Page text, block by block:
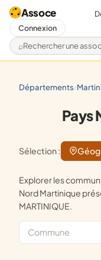
Assoce
Rechercher une
Connexion
départements/
Pays
Sélection :
Explorer les communes et les 4 075 associations de Pays
Nord Martinique
MARTINIQUE.